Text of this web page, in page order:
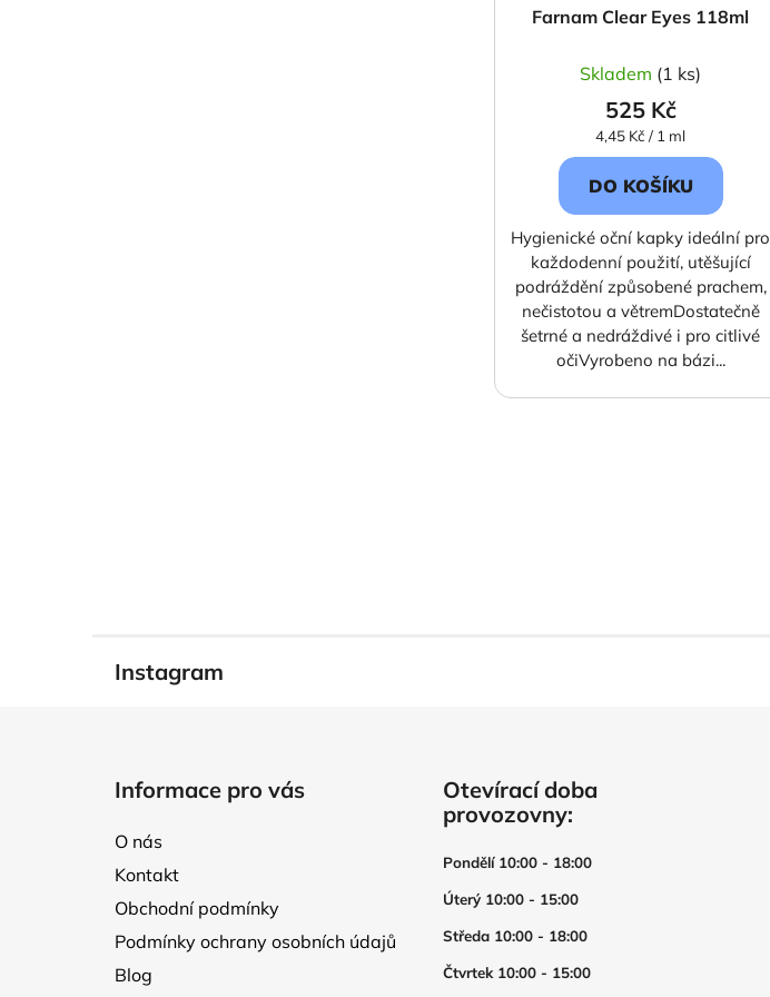
Farnam Clear Eyes 118ml
Skladem (1 ks)
525 Kč
Měrná
cena:
4,45 Kč / 1 ml
DO KOŠÍKU
Hygienické oční kapky ideální pro
každodenní použití, utěšující
podráždění způsobené prachem,
nečistotou a větremDostatečně
šetrné a nedráždivé i pro citlivé
očiVyrobeno na bázi...
Instagram
Informace pro vás
O nás
Kontakt
Obchodní podmínky
Podmínky ochrany osobních údajů
Blog
Otevírací doba
provozovny:
Pondělí 10:00 - 18:00
Úterý 10:00 - 15:00
Středa 10:00 - 18:00
Čtvrtek 10:00 - 15:00